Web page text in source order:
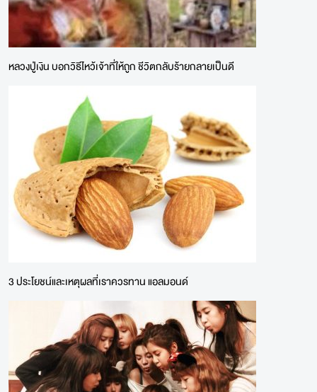
หลวงปู่เงิน บอกวิธีไหว้เจ้าที่ให้ถูก ชีวิตกลับร้ายกลายเป็นดี
3 ประโยชน์และเหตุผลที่เราควรทาน แอลมอนด์